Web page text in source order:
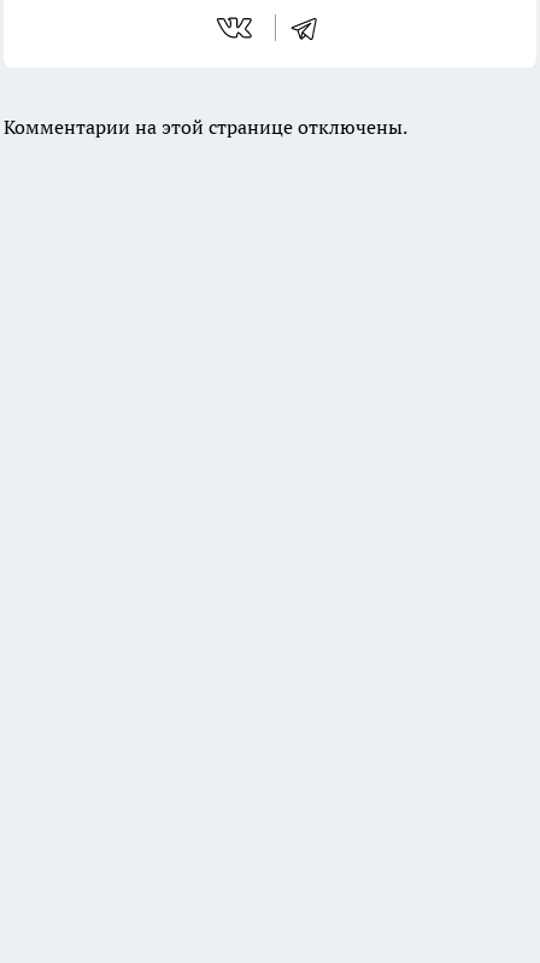
Комментарии на этой странице отключены.